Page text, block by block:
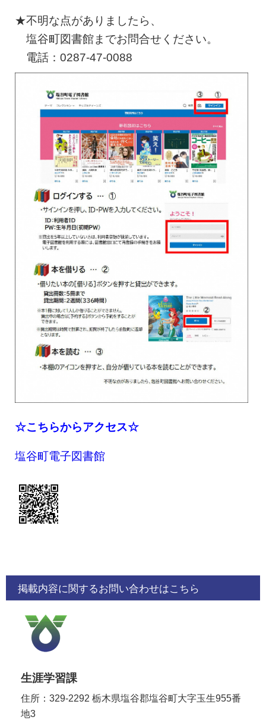
★不明な点がありましたら、
塩谷町図書館までお問合せください。
電話：0287-47-0088
☆こちらからアクセス☆
塩谷町電子図書館
掲載内容に関するお問い合わせはこちら
生涯学習課
住所：329-2292 栃木県塩谷郡塩谷町大字玉生955番
地3